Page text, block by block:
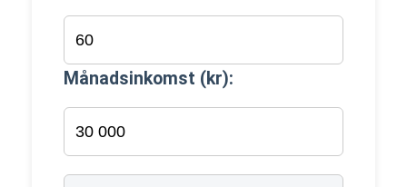
Månadsinkomst (kr):